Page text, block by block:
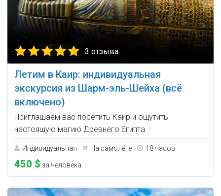
3 отзыва
Летим в Каир: индивидуальная
экскурсия из Шарм-эль-Шейха (всё
включено)
Приглашаем вас посетить Каир и ощутить
настоящую магию Древнего Египта.
Индивидуальная На самолёте 18 часов
450 $ за человека